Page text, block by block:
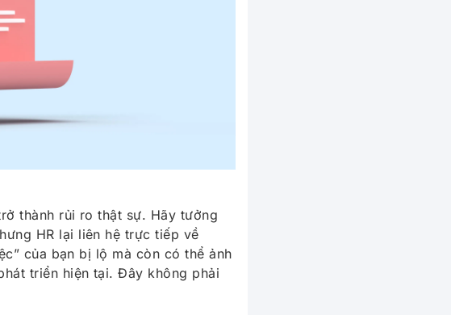
thành rủi ro thật sự. Hãy tưởng
HR lại liên hệ trực tiếp về
của bạn bị lộ mà còn có thể ảnh
triển hiện tại. Đây không phải